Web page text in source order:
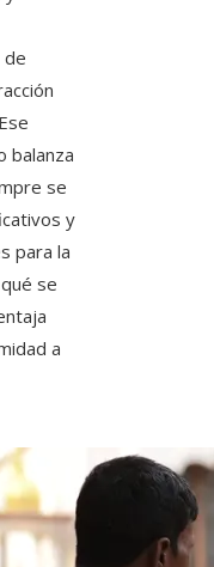
de
balanza
se
y
para la
se
a